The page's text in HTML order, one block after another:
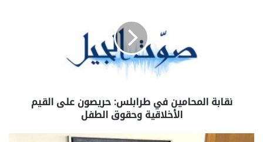
نقابة المحامين في طرابلس: حريصون على القيم
الأخلاقية وحقوق الطفل